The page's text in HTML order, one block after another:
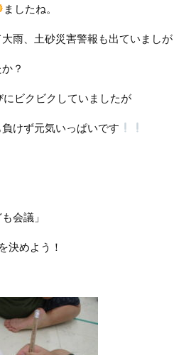
ましたね。
雨、土砂災害警報も出ていましが
？
にビクビクしていましたが
けず元気いっぱいです
会議」
決めよう！